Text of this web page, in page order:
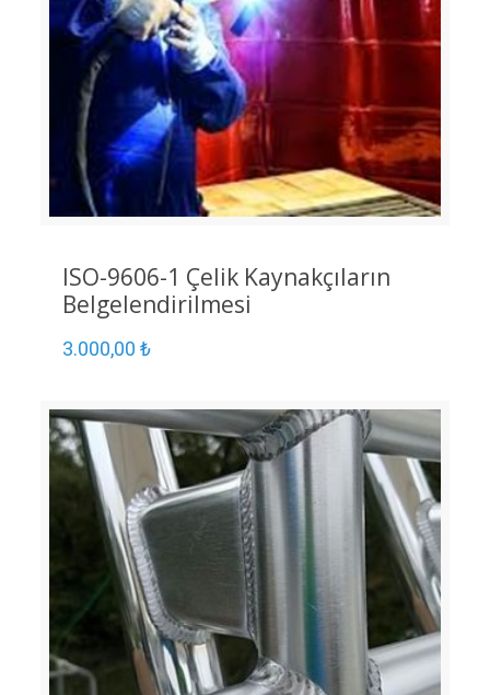
ISO-9606-1 Çelik Kaynakçıların
Belgelendirilmesi
3.000,00 ₺